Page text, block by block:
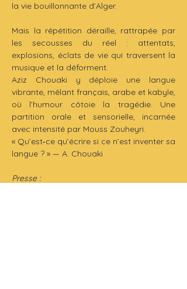
la vie bouillonnante d’Alger.
Mais la répétition déraille, rattrapée par
les secousses du réel : attentats,
explosions, éclats de vie qui traversent la
musique et la déforment.
Aziz Chouaki y déploie une langue
vibrante, mêlant français, arabe et kabyle,
où l’humour côtoie la tragédie. Une
partition orale et sensorielle, incarnée
avec intensité par Mouss Zouheyri.
« Qu’est‑ce qu’écrire si ce n’est inventer sa
langue ? » — A. Chouaki
Presse :